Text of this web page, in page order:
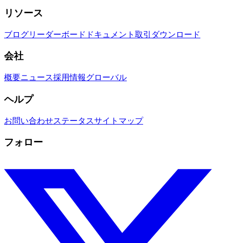
リソース
ブログリーダーボード ドキュメント 取引 ダウンロード
会社
概要ニュース採用情報グローバル
ヘルプ
お問い合わせステータスサイトマップ
フォロー